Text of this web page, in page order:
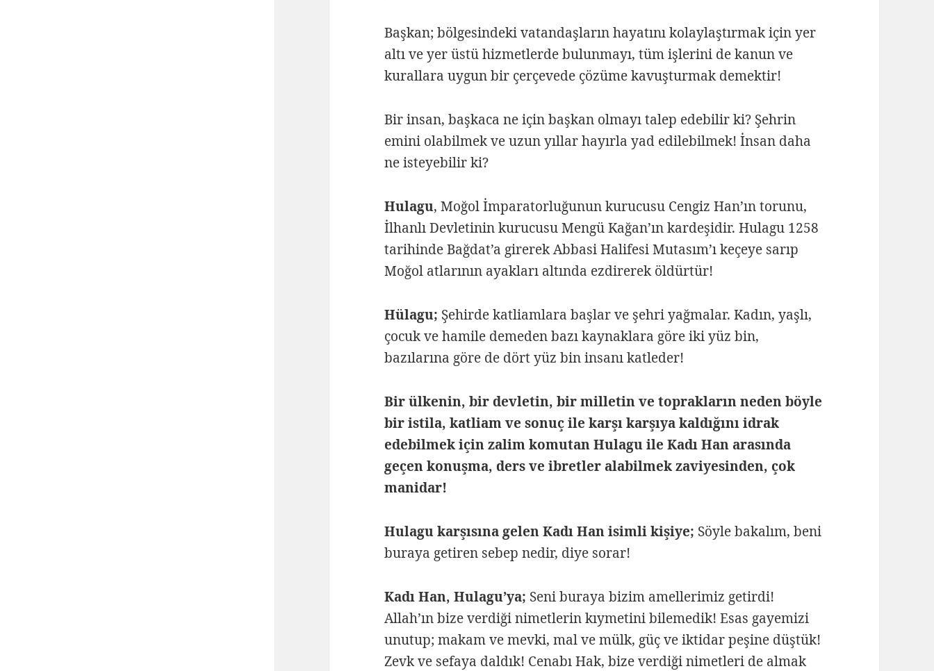
Başkan; bölgesindeki vatandaşların hayatını kolaylaştırmak için yer
altı ve yer üstü hizmetlerde bulunmayı, tüm işlerini de kanun ve
kurallara uygun bir çerçevede çözüme kavuşturmak demektir!
Bir insan, başkaca ne için başkan olmayı talep edebilir ki? Şehrin
emini olabilmek ve uzun yıllar hayırla yad edilebilmek! İnsan daha
ne isteyebilir ki?
Hulagu, Moğol İmparatorluğunun kurucusu Cengiz Han’ın torunu,
İlhanlı Devletinin kurucusu Mengü Kağan’ın kardeşidir. Hulagu 1258
tarihinde Bağdat’a girerek Abbasi Halifesi Mutasım’ı keçeye sarıp
Moğol atlarının ayakları altında ezdirerek öldürtür!
Hülagu; Şehirde katliamlara başlar ve şehri yağmalar. Kadın, yaşlı,
çocuk ve hamile demeden bazı kaynaklara göre iki yüz bin,
bazılarına göre de dört yüz bin insanı katleder!
Bir ülkenin, bir devletin, bir milletin ve toprakların neden böyle
bir istila, katliam ve sonuç ile karşı karşıya kaldığını idrak
edebilmek için zalim komutan Hulagu ile Kadı Han arasında
geçen konuşma, ders ve ibretler alabilmek zaviyesinden, çok
manidar!
Hulagu karşısına gelen Kadı Han isimli kişiye; Söyle bakalım, beni
buraya getiren sebep nedir, diye sorar!
Kadı Han, Hulagu’ya; Seni buraya bizim amellerimiz getirdi!
Allah’ın bize verdiği nimetlerin kıymetini bilemedik! Esas gayemizi
unutup; makam ve mevki, mal ve mülk, güç ve iktidar peşine düştük!
Zevk ve sefaya daldık! Cenabı Hak, bize verdiği nimetleri de almak